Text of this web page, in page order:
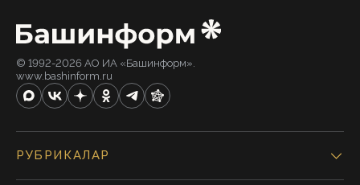
© 1992-2026 АО ИА «Башинформ».
www.bashinform.ru
РУБРИКАЛАР